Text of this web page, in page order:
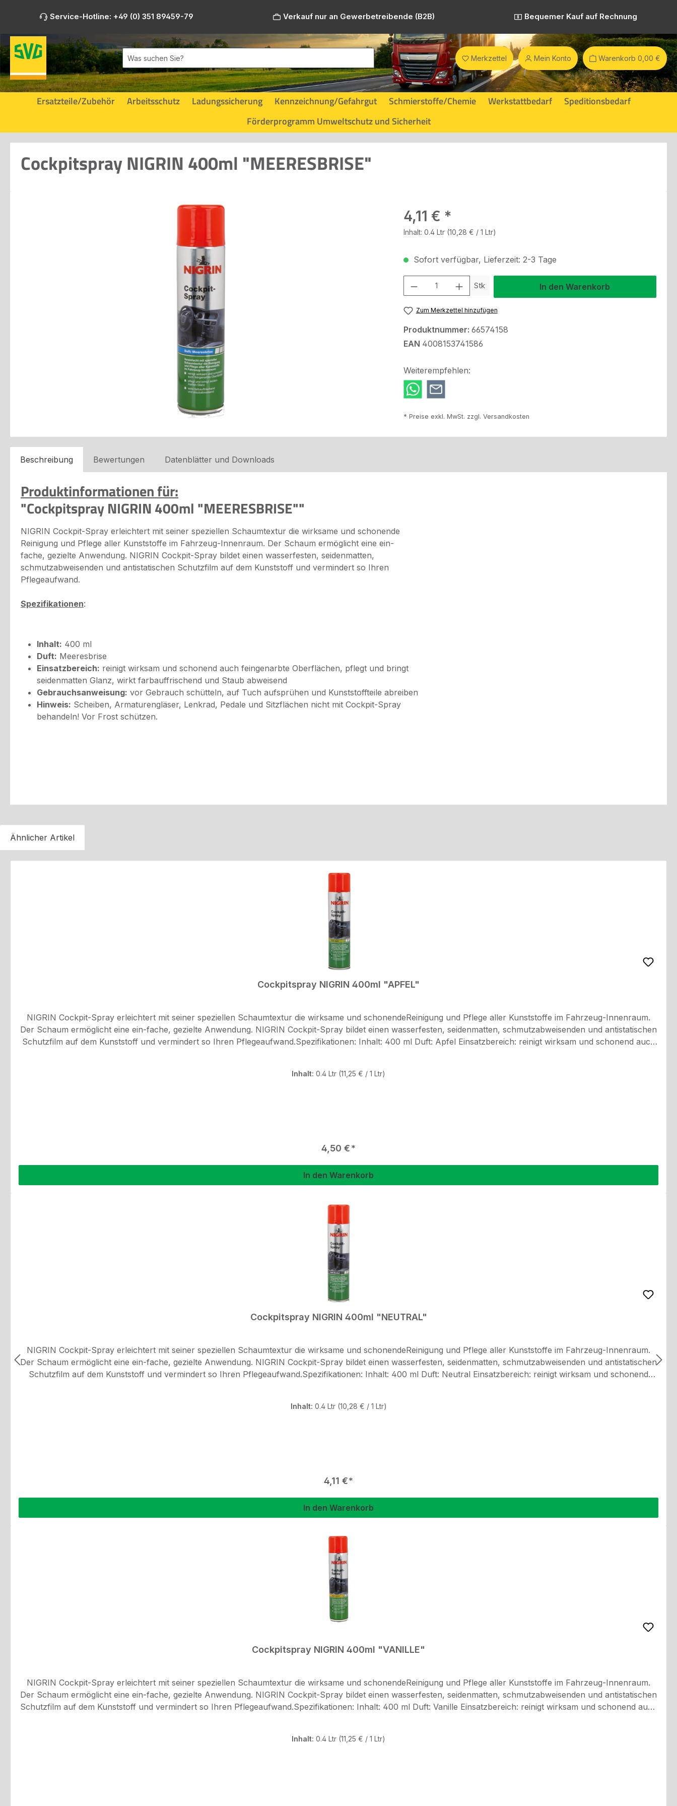
Hauptinhalt springen
Zur Suche springen
Zur Hauptnavigation springen
Service-Hotline: +49 (0) 351 89459-79 Verkauf nur an Gewerbetreibende (B2B) Bequemer Kauf auf Rechnung
Merkzettel Mein Konto Warenkorb 0,00 €
Ersatzteile/Zubehör Arbeitsschutz Ladungssicherung Kennzeichnung/Gefahrgut Schmierstoffe/Chemie Werkstattbedarf
Speditionsbedarf
Förderprogramm Umweltschutz und Sicherheit
Cockpitspray NIGRIN 400ml "MEERESBRISE"
Regulärer Preis:
4,11 €
Inhalt: 0.4 Ltr (10,28 € / 1 Ltr)
Sofort verfügbar, Lieferzeit: 2-3 Tage
Stk In den Warenkorb
Zum Merkzettel hinzufügen
Produktnummer: 66574158
EAN 4008153741586
Weiterempfehlen:
* Preise exkl. MwSt. zzgl. Versandkosten
Beschreibung Bewertungen Datenblätter und Downloads
Produktinformationen für:
"Cockpitspray NIGRIN 400ml "MEERESBRISE""
NIGRIN Cockpit-Spray erleichtert mit seiner speziellen Schaumtextur die wirksame und schonende
Reinigung und Pflege aller Kunststoffe im Fahrzeug-Innenraum. Der Schaum ermöglicht eine ein-
fache, gezielte Anwendung. NIGRIN Cockpit-Spray bildet einen wasserfesten, seidenmatten,
schmutzabweisenden und antistatischen Schutzfilm auf dem Kunststoff und vermindert so Ihren
Pflegeaufwand.
Spezifikationen:
Inhalt: 400 ml
Duft: Meeresbrise
Einsatzbereich: reinigt wirksam und schonend auch feingenarbte Oberflächen, pflegt und bringt
seidenmatten Glanz, wirkt farbauffrischend und Staub abweisend
Gebrauchsanweisung: vor Gebrauch schütteln, auf Tuch aufsprühen und Kunststoffteile abreiben
Hinweis: Scheiben, Armaturengläser, Lenkrad, Pedale und Sitzflächen nicht mit Cockpit-Spray
behandeln! Vor Frost schützen.
Ähnlicher Artikel
Cockpitspray NIGRIN 400ml "APFEL"
NIGRIN Cockpit-Spray erleichtert mit seiner speziellen Schaumtextur die wirksame und schonendeReinigung und Pflege aller Kunststoffe im Fahrzeug-Innenraum.
Der Schaum ermöglicht eine ein-fache, gezielte Anwendung. NIGRIN Cockpit-Spray bildet einen wasserfesten, seidenmatten, schmutzabweisenden und antistatischen
Schutzfilm auf dem Kunststoff und vermindert so Ihren Pflegeaufwand.Spezifikationen: Inhalt: 400 ml Duft: Apfel Einsatzbereich: reinigt wirksam und schonend auch
Inhalt: 0.4 Ltr (11,25 € / 1 Ltr)
Regulärer Preis:
4,50 €
In den Warenkorb
Cockpitspray NIGRIN 400ml "NEUTRAL"
NIGRIN Cockpit-Spray erleichtert mit seiner speziellen Schaumtextur die wirksame und schonendeReinigung und Pflege aller Kunststoffe im Fahrzeug-Innenraum.
Der Schaum ermöglicht eine ein-fache, gezielte Anwendung. NIGRIN Cockpit-Spray bildet einen wasserfesten, seidenmatten, schmutzabweisenden und antistatischen
Schutzfilm auf dem Kunststoff und vermindert so Ihren Pflegeaufwand.Spezifikationen: Inhalt: 400 ml Duft: Neutral Einsatzbereich: reinigt wirksam und schonend
schützen.
Inhalt: 0.4 Ltr (10,28 € / 1 Ltr)
Regulärer Preis:
4,11 €
In den Warenkorb
Cockpitspray NIGRIN 400ml "VANILLE"
NIGRIN Cockpit-Spray erleichtert mit seiner speziellen Schaumtextur die wirksame und schonendeReinigung und Pflege aller Kunststoffe im Fahrzeug-Innenraum.
Der Schaum ermöglicht eine ein-fache, gezielte Anwendung. NIGRIN Cockpit-Spray bildet einen wasserfesten, seidenmatten, schmutzabweisenden und antistatischen
Schutzfilm auf dem Kunststoff und vermindert so Ihren Pflegeaufwand.Spezifikationen: Inhalt: 400 ml Duft: Vanille Einsatzbereich: reinigt wirksam und schonend auch
Inhalt: 0.4 Ltr (11,25 € / 1 Ltr)